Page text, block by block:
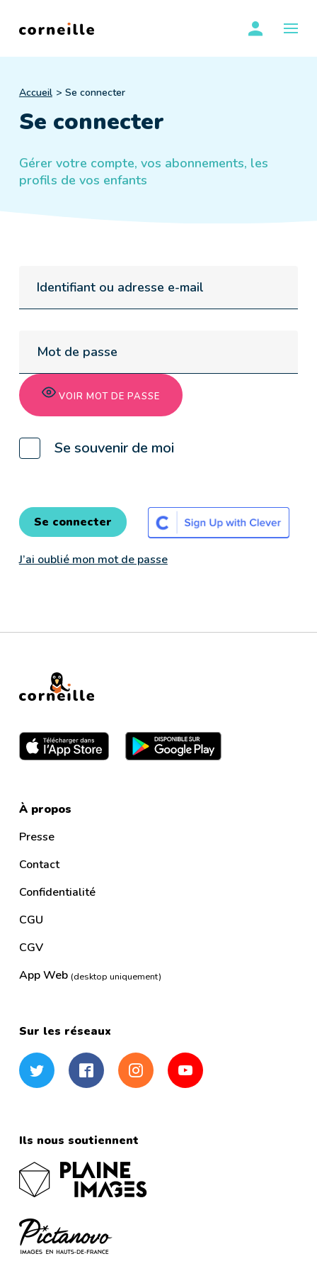
se
Accueil Se connecter
Se connecter
Gérer votre compte, vos abonnements, les
profils de vos enfants
Identifiant ou adresse e-mail
Mot de passe
VOIR MOT DE PASSE
Se souvenir de moi
J’ai oublié mon mot de passe
À propos
Presse
Contact
Confidentialité
CGU
CGV
App Web (desktop uniquement)
Sur les réseaux
Twitter FacebookInstagramYouTube
Ils nous soutiennent